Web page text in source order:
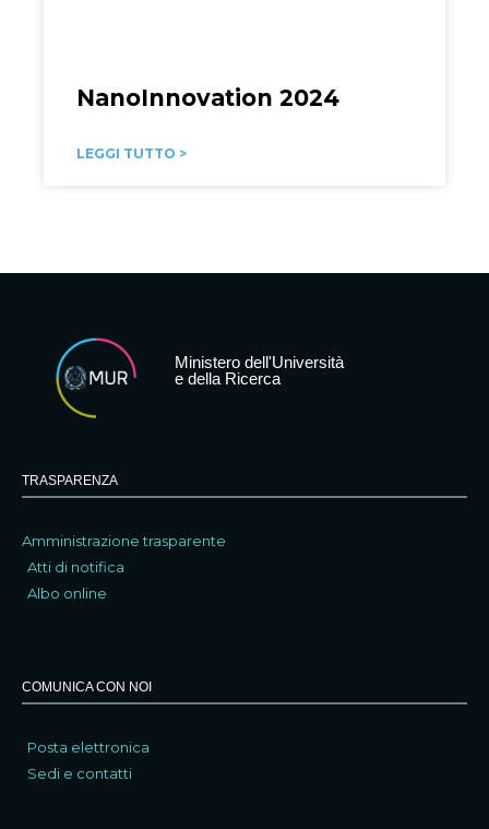
NanoInnovation 2024
LEGGI TUTTO >
Ministero dell'Università
e della Ricerca
TRASPARENZA
Amministrazione trasparente
Atti di notifica
Albo online
COMUNICA CON NOI
Posta elettronica
Sedi e contatti